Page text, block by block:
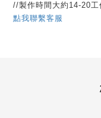
//製作時間大約14-20工
點我聯繫客服